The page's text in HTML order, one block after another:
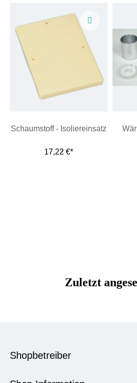
Schaumstoff - Isoliereinsatz
17,22 €*
Zuletzt
Shopbetreiber